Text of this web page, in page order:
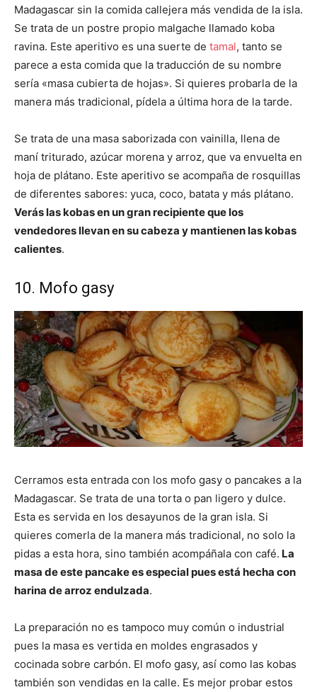
Madagascar sin la comida callejera más vendida de la isla.
Se trata de un postre propio malgache llamado koba
ravina. Este aperitivo es una suerte de tamal, tanto se
parece a esta comida que la traducción de su nombre
sería «masa cubierta de hojas». Si quieres probarla de la
manera más tradicional, pídela a última hora de la tarde.
Se trata de una masa saborizada con vainilla, llena de
maní triturado, azúcar morena y arroz, que va envuelta en
hoja de plátano. Este aperitivo se acompaña de rosquillas
de diferentes sabores: yuca, coco, batata y más plátano.
Verás las kobas en un gran recipiente que los
vendedores llevan en su cabeza y mantienen las kobas
calientes.
10. Mofo gasy
Cerramos esta entrada con los mofo gasy o pancakes a la
Madagascar. Se trata de una torta o pan ligero y dulce.
Esta es servida en los desayunos de la gran isla. Si
quieres comerla de la manera más tradicional, no solo la
pidas a esta hora, sino también acompáñala con café. La
masa de este pancake es especial pues está hecha con
harina de arroz endulzada.
La preparación no es tampoco muy común o industrial
pues la masa es vertida en moldes engrasados y
cocinada sobre carbón. El mofo gasy, así como las kobas
también son vendidas en la calle. Es mejor probar estos